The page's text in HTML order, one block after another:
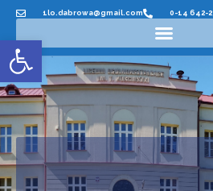
Otwórz pasek
1lo.dabrowa@gmail.com 0-14 642-